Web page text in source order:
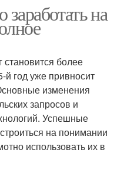
на
более
год уже привносит
изменения
запросов и
Успешные
на понимании
использовать их в